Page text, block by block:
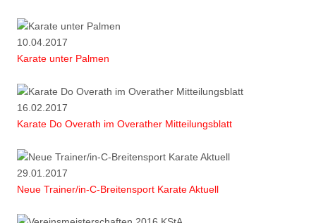
10.04.2017
Karate unter Palmen
16.02.2017
Karate Do Overath im Overather Mitteilungsblatt
29.01.2017
Neue Trainer/in-C-Breitensport Karate Aktuell